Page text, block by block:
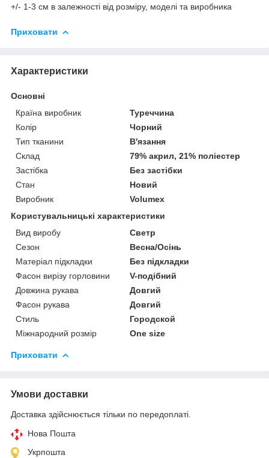
+/- 1-3 см в залежності від розміру, моделі та виробника
Приховати
Характеристики
Основні
Країна виробник
Туреччина
Колір
Чорний
Тип тканини
В'язання
Склад
79% акрил, 21% поліестер
Застібка
Без застібки
Стан
Новий
Виробник
Volumex
Користувальницькі характеристики
Вид виробу
Светр
Сезон
Весна/Осінь
Матеріал підкладки
Без підкладки
Фасон вирізу горловини
V-подібний
Довжина рукава
Довгий
Фасон рукава
Довгий
Стиль
Городской
Міжнародний розмір
One size
Приховати
Умови доставки
Доставка здійснюється тільки по передоплаті.
Нова Пошта
Укрпошта